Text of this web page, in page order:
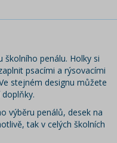
penálu. Holky si
psacími a rýsovacími
stejném designu můžete
výběru penálů, desek na
tak v celých školních